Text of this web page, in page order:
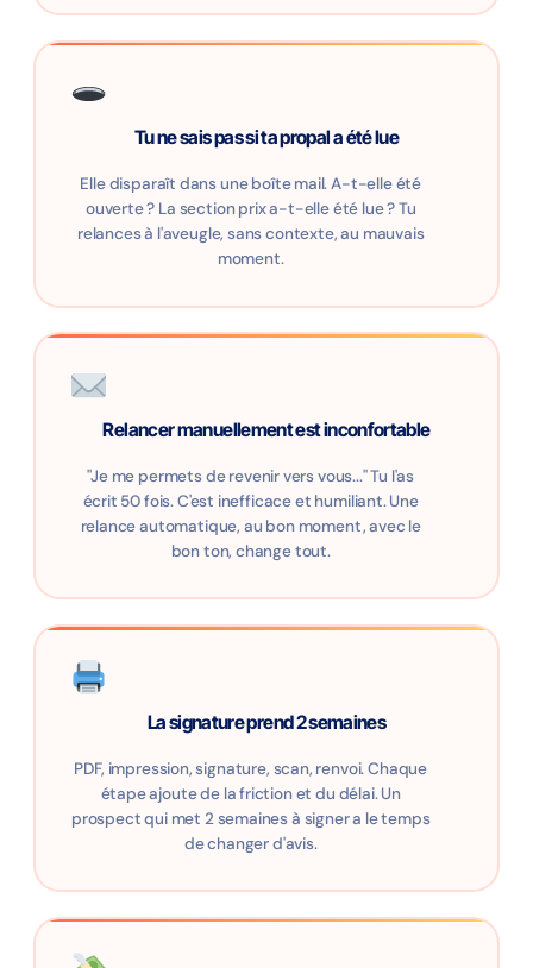
Tu ne sais pas si ta propal a été lue
Elle disparaît dans une boîte mail. A-t-elle été
ouverte ? La section prix a-t-elle été lue ? Tu
relances à l'aveugle, sans contexte, au mauvais
moment.
Relancer manuellement est inconfortable
"Je me permets de revenir vers vous..." Tu l'as
écrit 50 fois. C'est inefficace et humiliant. Une
relance automatique, au bon moment, avec le
bon ton, change tout.
La signature prend 2 semaines
PDF, impression, signature, scan, renvoi. Chaque
étape ajoute de la friction et du délai. Un
prospect qui met 2 semaines à signer a le temps
de changer d'avis.